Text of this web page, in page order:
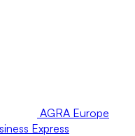
AGRA Europe
Express